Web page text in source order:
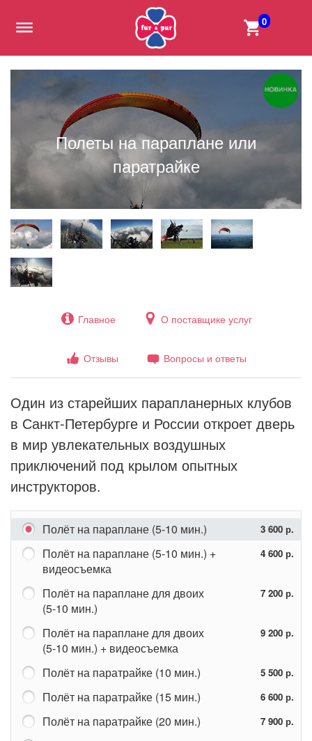
0
Полеты на параплане или
паратрайке
Главное О поставщике услуг
Отзывы Вопросы и ответы
Один из старейших парапланерных клубов
в Санкт-Петербурге и России откроет дверь
в мир увлекательных воздушных
приключений под крылом опытных
инструкторов.
Полёт на параплане (5-10 мин.) 3 600 р.
Полёт на параплане (5-10 мин.) +
видеосъемка
4 600 р.
Полёт на параплане для двоих
(5-10 мин.)
7 200 р.
Полёт на параплане для двоих
(5-10 мин.) + видеосъемка
9 200 р.
Полёт на паратрайке (10 мин.) 5 500 р.
Полёт на паратрайке (15 мин.) 6 600 р.
Полёт на паратрайке (20 мин.) 7 900 р.